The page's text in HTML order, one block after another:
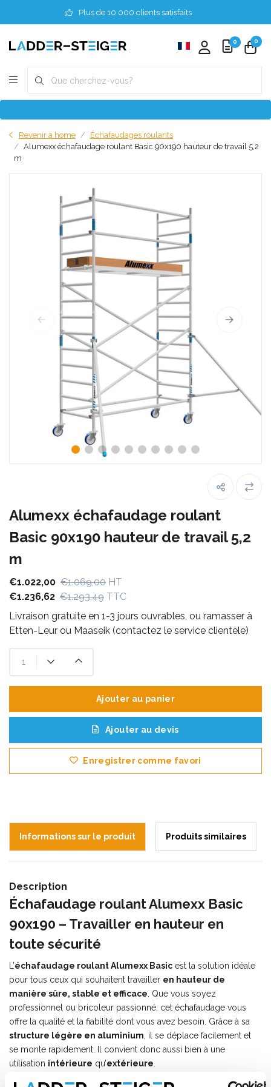
Plus de 10 000 clients satisfaits
0 0
Revenir à home
Échafaudages roulants
Alumexx échafaudage roulant Basic 90x190 hauteur de travail 5,2
m
Alumexx échafaudage roulant
Basic 90x190 hauteur de travail 5,2
m
€1.022,00 €1.069,00 HT
€1.236,62 €1.293,49 TTC
Livraison gratuite en 1-3 jours ouvrables, ou ramasser à
Etten-Leur ou Maaseik (contactez le service clientèle)
Ajouter au panier
Ajouter au devis
Enregistrer comme favori
Informations sur le produit Produits similaires
Description
Échafaudage roulant Alumexx Basic
90x190 – Travailler en hauteur en
toute sécurité
L’échafaudage roulant Alumexx Basic est la solution idéale
pour tous ceux qui souhaitent travailler en hauteur de
manière sûre, stable et efficace . Que vous soyez
professionnel ou bricoleur passionné, cet échafaudage vous
offre la qualité et la fiabilité dont vous avez besoin. Grâce à sa
structure légère en aluminium , il se déplace facilement et
se monte rapidement. Il convient donc aussi bien à une
utilisation intérieure qu’extérieure